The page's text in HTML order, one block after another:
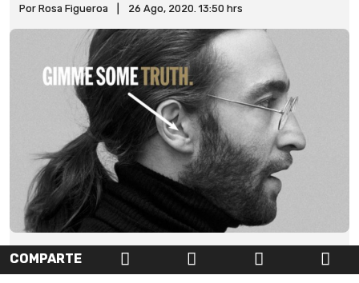
Por Rosa Figueroa 26 Ago, 2020. 13:50 hrs
COMPARTE